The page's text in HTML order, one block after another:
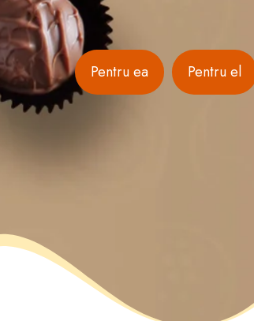
Pentru ea Pentru el